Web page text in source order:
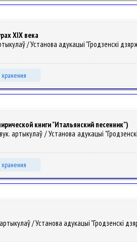
XIX века
/ Установа адукацыі "Гродзенскі
книги "Итальянский песенник")
артыкулаў / Установа адукацыі
/ Установа адукацыі "Гродзенскі